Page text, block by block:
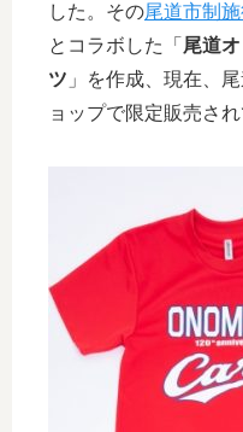
した。その尾道市制
とコラボした「 尾道
ツ 」を作成、現在、
ョップで限定販売され